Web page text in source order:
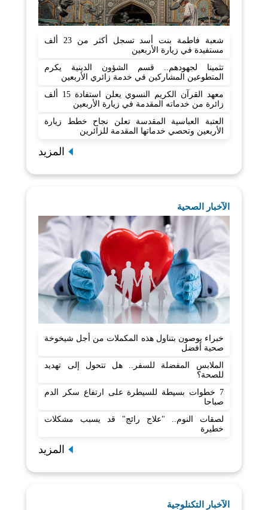
شعبة فاطمة بنت أسد تسجل أكثر من 23 ألف
مستفيدة في زيارة الأربعين
تثمينا لجهودهم.. قسم الشؤون الدينية يكرم
المتطوعين المشاركين في خدمة زائري الأربعين
معهد القرآن الكريم النسوي يعلن استفادة 15 ألف
زائرة من خدماته المقدمة في زيارة الأربعين
العتبة العباسية المقدسة تعلن نجاح خطط زيارة
الأربعين وتحصي خدماتها المقدمة للزائرين
المزيد
الآخبار الصحية
خبراء يوصون بتناول هذه المكملات من أجل شيخوخة
صحية أفضل
الملابس المفضلة للسفر.. هل تتحول إلى تهديد
للصحة؟
7 خطوات بسيطة للسيطرة على ارتفاع سكر الدم
صباحا
لصقات النوم.. "علاج رائج" قد يسبب مشكلات
خطيرة
المزيد
الآخبار التكنلوجية